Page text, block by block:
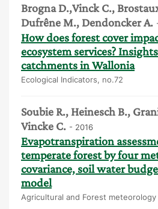
Brogna D.,Vinck C.,
Dufrêne M., Dendoncker A.
How does forest cover
ecosystem services?
catchments in Wallonia
Ecological Indicators, no.72
Soubie R., Heinesch B.,
Vincke C. - 2016
Evapotranspiration
temperate forest by four
covariance, soil water
model
Agricultural and Forest meteorology